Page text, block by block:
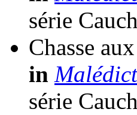
série
Chasse
in
série